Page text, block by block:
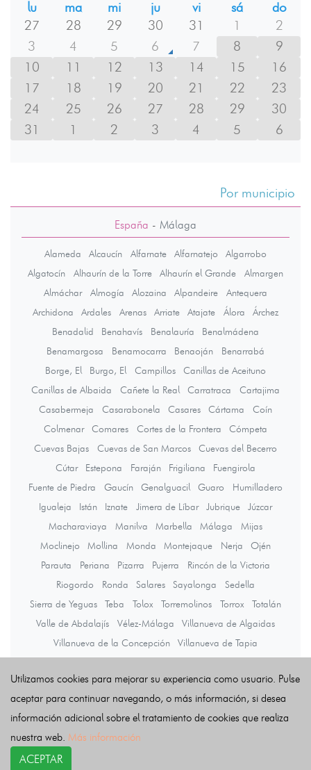
lu
ma mi ju vi sá
do
27
28 29 30 31 1
2
3
4 5 6 7 8
9
10
11 12 13 14 15
16
17
18 19 20 21 22
23
24
25 26 27 28 29
30
31
1 2 3 4 5 6
Por municipio
España - Málaga
Alameda Alcaucín Alfarnate Alfarnatejo
Algarrobo
Algatocín
Alhaurín de la Torre Alhaurín el Grande
Almargen
Almáchar
Almogía Alozaina Alpandeire
Antequera
Archidona
Ardales Arenas Arriate Atajate Álora
Árchez
Benadalid
Benahavís Benalauría
Benalmádena
Benamargosa
Benamocarra Benaoján
Benarrabá
Borge, El
Burgo, El Campillos
Canillas de Aceituno
Canillas de Albaida
Cañete la Real Carratraca
Cartajima
Casabermeja
Casarabonela Casares Cártama
Coín
Colmenar
Comares Cortes de la Frontera
Cómpeta
Cuevas Bajas
Cuevas de San Marcos
Cuevas del Becerro
Cútar
Estepona Faraján Frigiliana
Fuengirola
Fuente de Piedra
Gaucín Genalguacil Guaro
Humilladero
Igualeja
Istán Iznate Jimera de Líbar Jubrique
Júzcar
Macharaviaya
Manilva Marbella Málaga
Mijas
Moclinejo
Mollina Monda Montejaque Nerja
Ojén
Parauta
Periana Pizarra Pujerra
Rincón de la Victoria
Riogordo
Ronda Salares Sayalonga
Sedella
Sierra de Yeguas
Teba Tolox Torremolinos Torrox
Totalán
Valle de Abdalajís
Vélez-Málaga
Villanueva de Algaidas
Villanueva de la Concepción
Villanueva de Tapia
Yunquera
Utilizamos cookies para mejorar su experiencia como usuario. Pulse
aceptar para continuar navegando, o más información, si desea
información adicional sobre el tratamiento de cookies que realiza
nuestra web. Más información
ACEPTAR